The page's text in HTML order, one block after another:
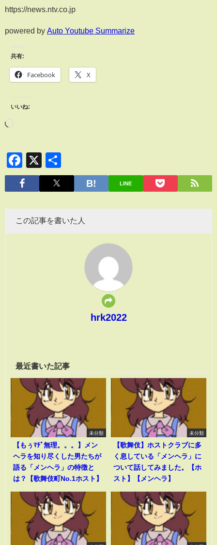
https://news.ntv.co.jp
powered by Auto Youtube Summarize
共有:
Facebook X
いいね:
Facebook
X
有
LINE
この記事を書いた人
hrk2022
最近書いた記事
未分類
【もぅﾏﾁﾞ無理。。。】メン
ヘラを知り尽くした男たちが
語る「メンヘラ」の特徴と
は？【歌舞伎町No.1ホスト】
未分類
【歌舞伎】ホストクラブに多
く息している「メンヘラ」に
ついて話してみました。【ホ
スト】【メンヘラ】